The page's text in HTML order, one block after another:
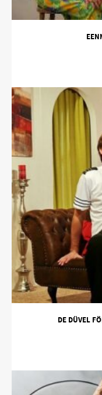
DE DÜVEL